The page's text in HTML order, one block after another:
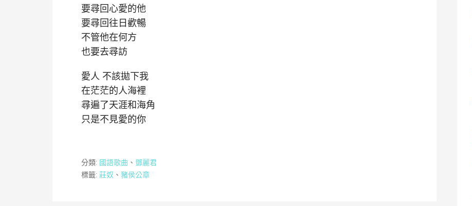
要尋回心愛的他
要尋回往日歡暢
不管他在何方
也要去尋訪
愛人 不該拋下我
在茫茫的人海裡
尋遍了天涯和海角
只是不見愛的你
分類: 國語歌曲 、 鄧麗君
標籤: 莊奴 、 豬侯公章